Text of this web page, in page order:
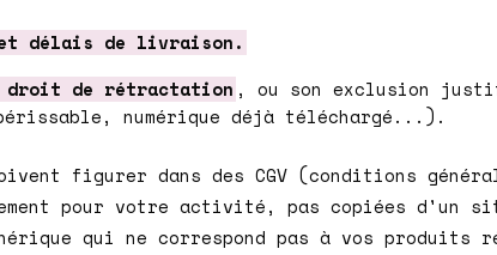
délais de livraison.
droit de rétractation , ou son exclusion
numérique déjà téléchargé...).
figurer dans des CGV (conditions
pour votre activité, pas copiées d'un
qui ne correspond pas à vos produits